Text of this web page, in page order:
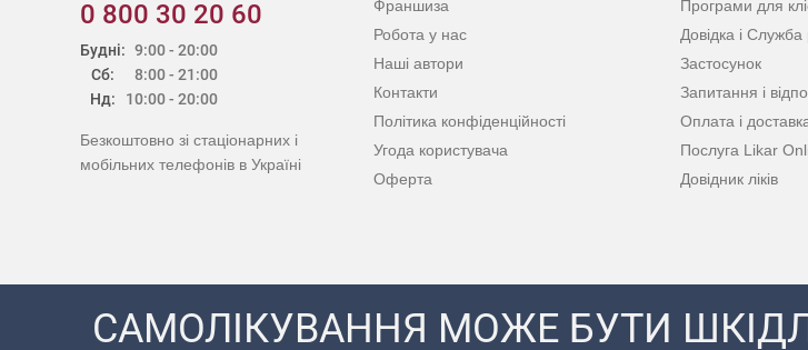
0 800 30 20 60
Будні:
Сб:
Нд:
9:00 - 20:00
8:00 - 21:00
10:00 - 20:00
Безкоштовно зі стаціонарних і
мобільних телефонів в Україні
Франшиза
Робота у нас
Наші автори
Контакти
Політика конфіденційності
Угода користувача
Оферта
Програми для
Довідка і
Застосунок
Запитання і
Оплата і
Послуга Likar
Довідник ліків
САМОЛІКУВАННЯ МОЖЕ БУТИ